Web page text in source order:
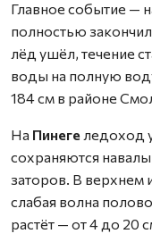
Главное событие —
полностью
лёд ушёл, течение
воды на полную
184 см в районе
На Пинеге ледоход
сохраняются
заторов. В верхнем
слабая волна
растёт — от 4 до 20